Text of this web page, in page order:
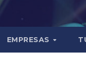
EMPRESAS